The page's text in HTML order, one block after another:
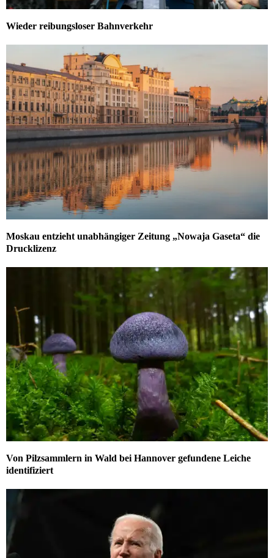
Wieder reibungsloser Bahnverkehr
Moskau entzieht unabhängiger Zeitung „Nowaja Gaseta“ die
Drucklizenz
Von Pilzsammlern in Wald bei Hannover gefundene Leiche
identifiziert